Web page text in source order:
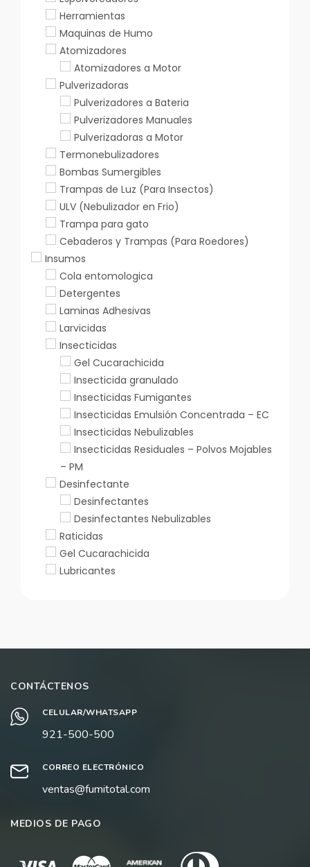
Herramientas
Maquinas de Humo
Atomizadores
Atomizadores a Motor
Pulverizadoras
Pulverizadores a Bateria
Pulverizadores Manuales
Pulverizadoras a Motor
Termonebulizadores
Bombas Sumergibles
Trampas de Luz (Para Insectos)
ULV (Nebulizador en Frio)
Trampa para gato
Cebaderos y Trampas (Para Roedores)
Insumos
Cola entomologica
Detergentes
Laminas Adhesivas
Larvicidas
Insecticidas
Gel Cucarachicida
Insecticida granulado
Insecticidas Fumigantes
Insecticidas Emulsión Concentrada – EC
Insecticidas Nebulizables
Insecticidas Residuales – Polvos Mojables
– PM
Desinfectante
Desinfectantes
Desinfectantes Nebulizables
Raticidas
Gel Cucarachicida
Lubricantes
CONTÁCTENOS
CELULAR/WHATSAPP
921-500-500
CORREO ELECTRÓNICO
ventas@fumitotal.com
MEDIOS DE PAGO